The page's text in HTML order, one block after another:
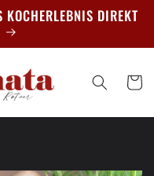
KOCHERLEBNIS DIREKT